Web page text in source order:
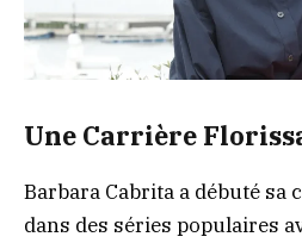
Une Carrière
Barbara Cabrita a débuté sa
dans des séries populaires